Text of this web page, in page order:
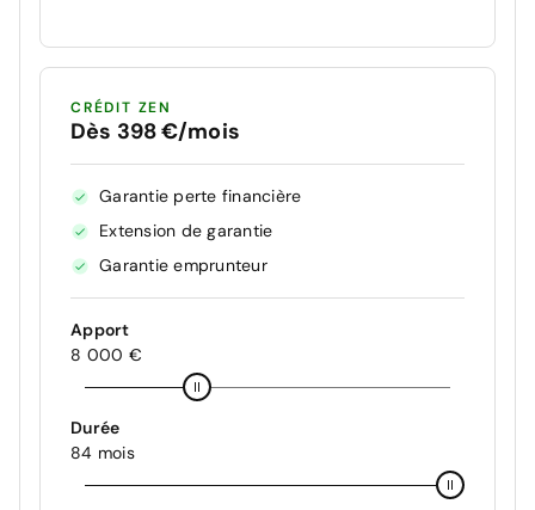
CRÉDIT ZEN
Dès 398 €/mois
Garantie perte financière
Extension de garantie
Garantie emprunteur
Apport
8 000 €
Durée
84 mois